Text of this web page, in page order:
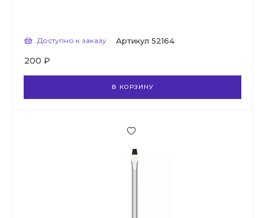
Доступно к заказу Артикул 52164
200 ₽
В КОРЗИНУ